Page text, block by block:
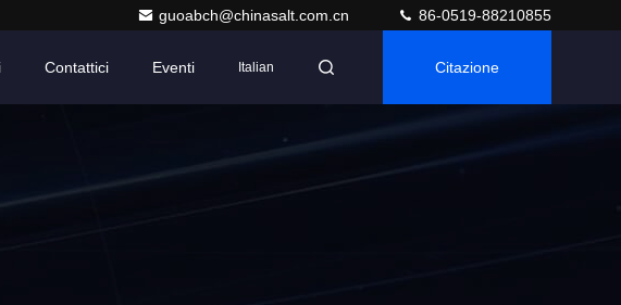
guoabch@chinasalt.com.cn 86-0519-88210855
Contattici Eventi Italian Citazione